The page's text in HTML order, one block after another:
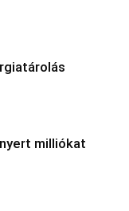
milliókat